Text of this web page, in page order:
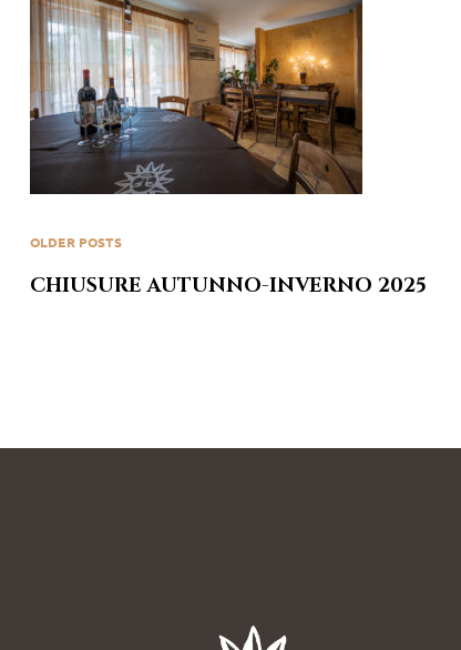
OLDER POSTS
CHIUSURE AUTUNNO-INVERNO 2025